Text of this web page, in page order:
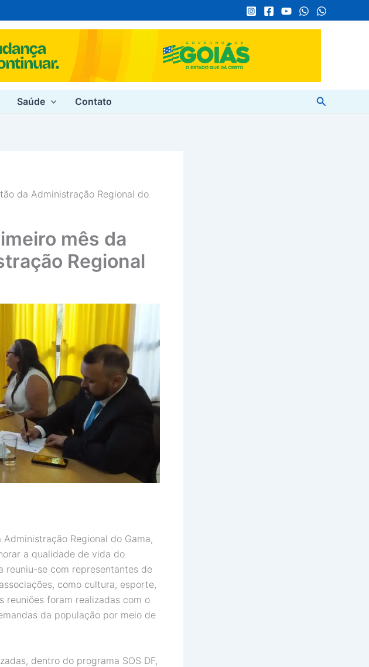
Saúde Contato Pesquisar
da Administração Regional do
mês da
Regional
Regional do Gama,
a qualidade de vida do
reuniu-se com representantes de
como cultura, esporte,
reuniões foram realizadas com o
da população por meio de
dentro do programa SOS DF,